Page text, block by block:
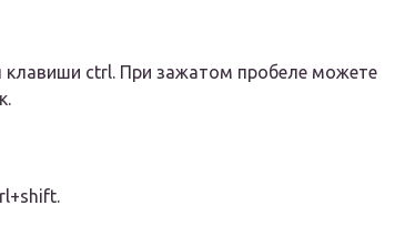
ctrl. При зажатом пробеле можете